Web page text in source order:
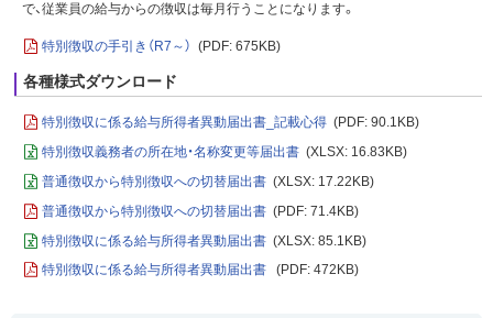
で、従業員の給与からの徴収は毎月行うことになります。
特別徴収の手引き（R7～） (PDF: 675KB)
各種様式ダウンロード
特別徴収に係る給与所得者異動届出書_記載心得 (PDF: 90.1KB)
特別徴収義務者の所在地・名称変更等届出書 (XLSX: 16.83KB)
普通徴収から特別徴収への切替届出書 (XLSX: 17.22KB)
普通徴収から特別徴収への切替届出書 (PDF: 71.4KB)
特別徴収に係る給与所得者異動届出書 (XLSX: 85.1KB)
特別徴収に係る給与所得者異動届出書
(PDF: 472KB)